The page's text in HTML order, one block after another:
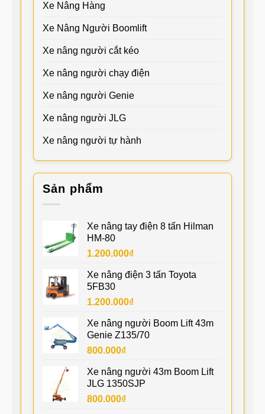
Xe Nâng Hàng
Xe Nâng Người Boomlift
Xe nâng người cắt kéo
Xe nâng người chạy điện
Xe nâng người Genie
Xe nâng người JLG
Xe nâng người tự hành
Sản phẩm
Xe nâng tay điện 8 tấn Hilman
HM-80
1.200.000₫
Xe nâng điện 3 tấn Toyota
5FB30
1.200.000₫
Xe nâng người Boom Lift 43m
Genie Z135/70
800.000₫
Xe nâng người 43m Boom Lift
JLG 1350SJP
800.000₫